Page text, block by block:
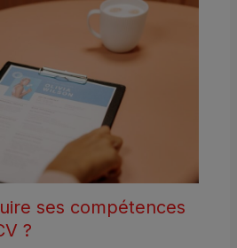
ses compétences
?